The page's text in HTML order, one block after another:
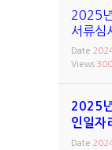
2025
서류심
Date
Views
2025
인일자
Date